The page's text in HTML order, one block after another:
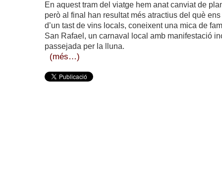
En aquest tram del viatge hem anat canviat de
però al final han resultat més atractius del què
d’un tast de vins locals, coneixent una mica de
San Rafael, un carnaval local amb manifestació
passejada per la lluna.
(més…)